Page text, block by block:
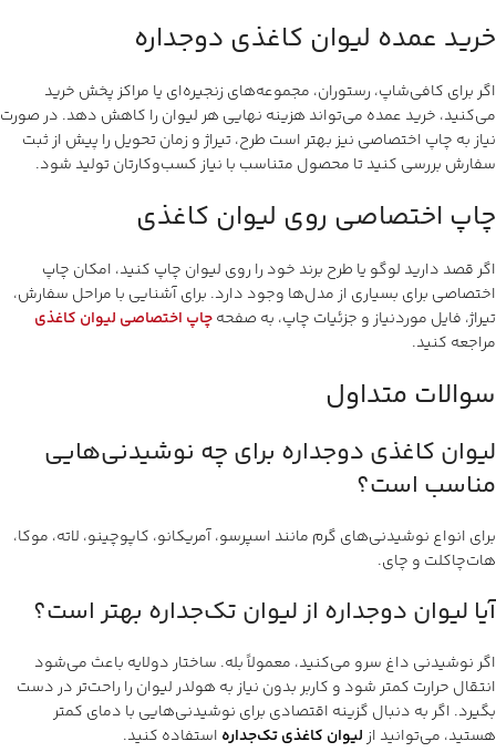
خرید عمده لیوان کاغذی دوجداره
اگر برای کافی‌شاپ، رستوران، مجموعه‌های زنجیره‌ای یا مراکز پخش خرید
می‌کنید، خرید عمده می‌تواند هزینه نهایی هر لیوان را کاهش دهد. در صورت
نیاز به چاپ اختصاصی نیز بهتر است طرح، تیراژ و زمان تحویل را پیش از ثبت
سفارش بررسی کنید تا محصول متناسب با نیاز کسب‌وکارتان تولید شود.
چاپ اختصاصی روی لیوان کاغذی
اگر قصد دارید لوگو یا طرح برند خود را روی لیوان چاپ کنید، امکان چاپ
اختصاصی برای بسیاری از مدل‌ها وجود دارد. برای آشنایی با مراحل سفارش،
تیراژ، فایل موردنیاز و جزئیات چاپ، به صفحهچاپ اختصاصی لیوان کاغذی
مراجعه کنید.
سوالات متداول
لیوان کاغذی دوجداره برای چه نوشیدنی‌هایی
مناسب است؟
برای انواع نوشیدنی‌های گرم مانند اسپرسو، آمریکانو، کاپوچینو، لاته، موکا،
هات‌چاکلت و چای.
آیا لیوان دوجداره از لیوان تک‌جداره بهتر است؟
اگر نوشیدنی داغ سرو می‌کنید، معمولاً بله. ساختار دولایه باعث می‌شود
انتقال حرارت کمتر شود و کاربر بدون نیاز به هولدر لیوان را راحت‌تر در دست
بگیرد. اگر به دنبال گزینه اقتصادی برای نوشیدنی‌هایی با دمای کمتر
هستید، می‌توانید از لیوان کاغذی تک‌جداره استفاده کنید.